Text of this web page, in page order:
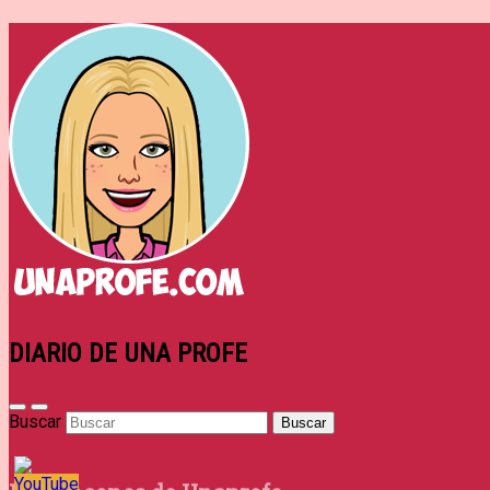
DIARIO DE UNA PROFE
Buscar